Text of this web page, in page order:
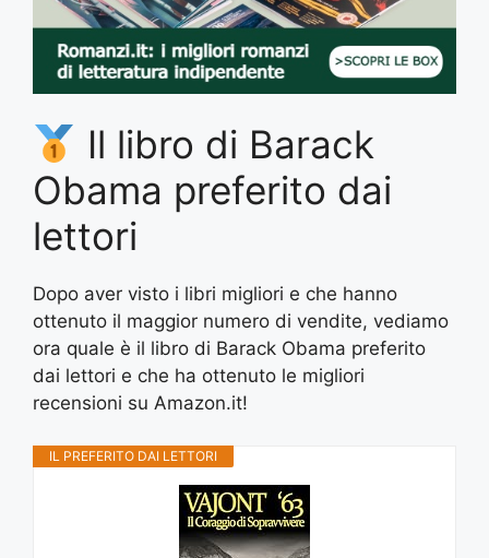
Il libro di Barack
Obama preferito dai
lettori
Dopo aver visto i libri migliori e che hanno
ottenuto il maggior numero di vendite, vediamo
ora quale è il libro di Barack Obama preferito
dai lettori e che ha ottenuto le migliori
recensioni su Amazon.it!
IL PREFERITO DAI LETTORI